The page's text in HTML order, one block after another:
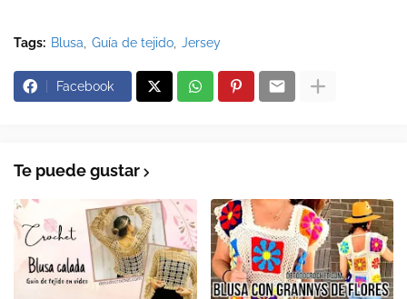
Tags: Blusa Guía de tejido Jersey
Facebook
Te puede gustar